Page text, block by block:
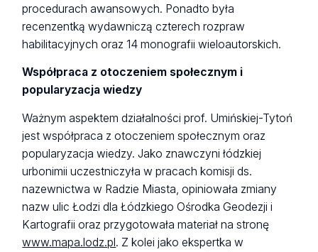
procedurach awansowych. Ponadto była
recenzentką wydawniczą czterech rozpraw
habilitacyjnych oraz 14 monografii wieloautorskich.
Współpraca z otoczeniem społecznym i
popularyzacja wiedzy
Ważnym aspektem działalności prof. Umińskiej-Tytoń
jest współpraca z otoczeniem społecznym oraz
popularyzacja wiedzy. Jako znawczyni łódzkiej
urbonimii uczestniczyła w pracach komisji ds.
nazewnictwa w Radzie Miasta, opiniowała zmiany
nazw ulic Łodzi dla Łódzkiego Ośrodka Geodezji i
Kartografii oraz przygotowała materiał na stronę
www.mapa.lodz.pl. Z kolei jako ekspertka w